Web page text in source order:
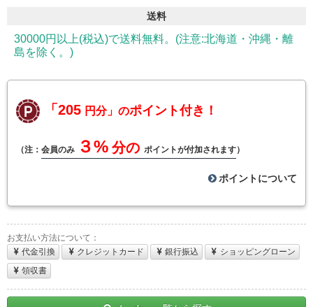
送料
30000円以上(税込)で送料無料。(注意:北海道・沖縄・離
島を除く。)
「205 円分」のポイント付き！
（注： 会員のみ ３% 分の ポイントが付加されます）
ポイントについて
お支払い方法について：
代金引換
クレジットカード 銀行振込
ショッピングローン
領収書